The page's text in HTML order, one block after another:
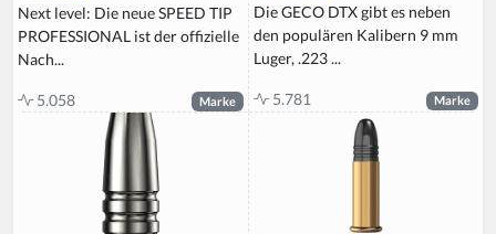
Next level: Die neue SPEED TIP
PROFESSIONAL ist der offizielle
Nach...
5.058 Marke
Die GECO DTX gibt es neben
den populären Kalibern 9 mm
Luger, .223 ...
5.781 Marke